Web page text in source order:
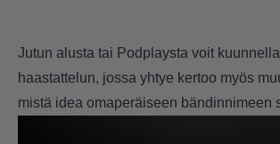
Jutun alusta tai Podplaysta voit
haastattelun, jossa yhtye kertoo myös
mistä idea omaperäiseen bändinnimeen